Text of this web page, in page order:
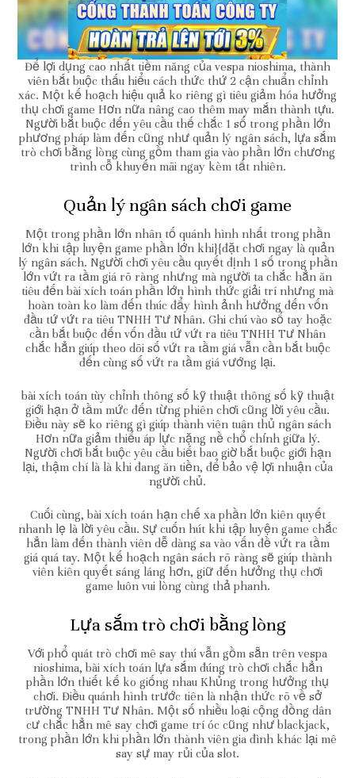
Để lợi dụng cao nhất tiềm năng của vespa nioshima, thành
viên bắt buộc thấu hiểu cách thức thứ 2 cận chuẩn chỉnh
xác. Một kế hoạch hiệu quả ko riêng gì tiêu giảm hóa hưởng
thụ chơi game Hơn nữa nâng cao thêm may mắn thành tựu.
Người bắt buộc đến yêu cầu thế chắc 1 số trong phần lớn
phương pháp làm đến cũng như quản lý ngân sách, lựa sắm
trò chơi bằng lòng cùng gồm tham gia vào phần lớn chương
trình cỗ khuyến mãi ngay kèm tất nhiên.
Quản lý ngân sách chơi game
Một trong phần lớn nhân tố quánh hình nhất trong phần
lớn khi tập luyện game phần lớn khi}{đặt chơi ngay là quản
lý ngân sách. Người chơi yêu cầu quyết định 1 số trong phần
lớn vứt ra tầm giá rõ ràng nhưng mà người ta chắc hẳn ăn
tiêu đến bài xích toán phần lớn hình thức giải trí nhưng mà
hoàn toàn ko làm đến thúc đẩy hình ảnh hưởng đến vốn
đầu tứ vứt ra tiêu TNHH Tư Nhân. Ghi chú vào sổ tay hoặc
cần bắt buộc đến vốn đầu tứ vứt ra tiêu TNHH Tư Nhân
chắc hẳn giúp theo dõi số vứt ra tầm giá vẫn cần bắt buộc
đến cùng số vứt ra tầm giá vướng lại.
bài xích toán tùy chỉnh thông số kỹ thuật thông số kỹ thuật
giới hạn ở tầm mức đến từng phiên chơi cũng lời yêu cầu.
Điều này sẽ ko riêng gì giúp thành viên tuân thủ ngân sách
Hơn nữa giảm thiểu áp lực nặng nề chổ chính giữa lý.
Người chơi bắt buộc yêu cầu biết bao giờ bắt buộc giới hạn
lại, thậm chí là là khi đang ăn tiền, để bảo vệ lợi nhuận của
người chủ.
Cuối cùng, bài xích toán hạn chế xa phần lớn kiên quyết
nhanh lẹ là lời yêu cầu. Sự cuốn hút khi tập luyện game chắc
hẳn làm đến thành viên dễ dàng sa vào vấn đề vứt ra tầm
giá quá tay. Một kế hoạch ngân sách rõ ràng sẽ giúp thành
viên kiên quyết sáng láng hơn, giữ đến hưởng thụ chơi
game luôn vui lòng cùng thả phanh.
Lựa sắm trò chơi bằng lòng
Với phổ quát trò chơi mê say thú vẫn gồm sẵn trên vespa
nioshima, bài xích toán lựa sắm đúng trò chơi chắc hẳn
phần lớn thiết kế ko giống nhau Khủng trong hưởng thụ
chơi. Điều quánh hình trước tiên là nhận thức rõ về sở
trường TNHH Tư Nhân. Một số nhiều loại cộng đồng dân
cư chắc hẳn mê say chơi game trí óc cũng như blackjack,
trong phần lớn khi phần lớn thành viên gia đình khác lại mê
say sự may rủi của slot.